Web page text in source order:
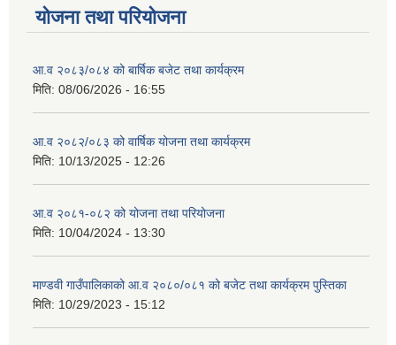
योजना तथा परियोजना
आ.व २०८३/०८४ को बार्षिक बजेट तथा कार्यक्रम
मिति: 08/06/2026 - 16:55
आ.व २०८२/०८३ को वार्षिक योजना तथा कार्यक्रम
मिति: 10/13/2025 - 12:26
आ.व २०८१-०८२ को योजना तथा परियोजना
मिति: 10/04/2024 - 13:30
माण्डवी गाउँपालिकाको आ.व २०८०/०८१ को बजेट तथा कार्यक्रम पुस्तिका
मिति: 10/29/2023 - 15:12